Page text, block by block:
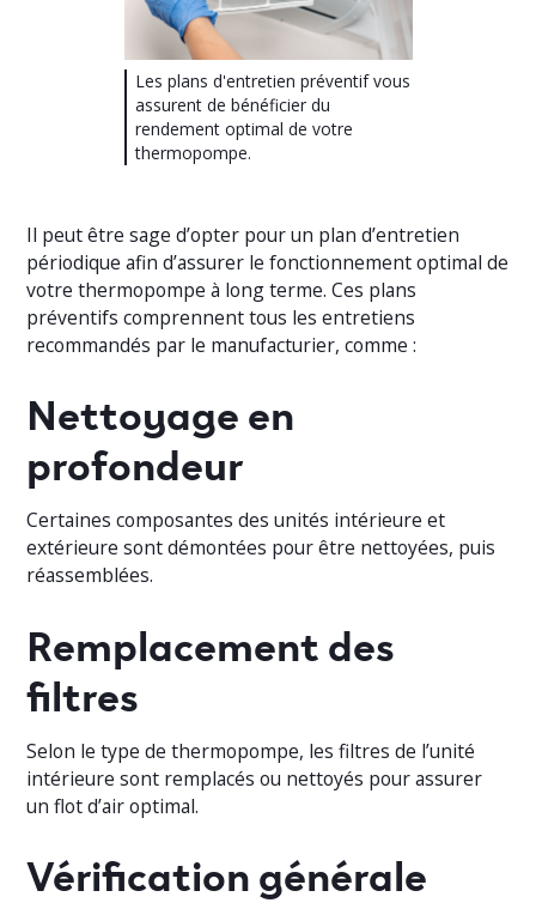
Les plans d'entretien préventif vous
assurent de bénéficier du
rendement optimal de votre
thermopompe.
Il peut être sage d’opter pour un plan d’entretien
périodique afin d’assurer le fonctionnement optimal de
votre thermopompe à long terme. Ces plans
préventifs comprennent tous les entretiens
recommandés par le manufacturier, comme :
Nettoyage en
profondeur
Certaines composantes des unités intérieure et
extérieure sont démontées pour être nettoyées, puis
réassemblées.
Remplacement des
filtres
Selon le type de thermopompe, les filtres de l’unité
intérieure sont remplacés ou nettoyés pour assurer
un flot d’air optimal.
Vérification générale